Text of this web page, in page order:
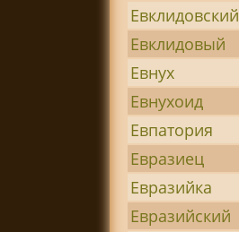
Евклидовский
Евклидовый
Евнух
Евнухоид
Евпатория
Евразиец
Евразийка
Евразийский